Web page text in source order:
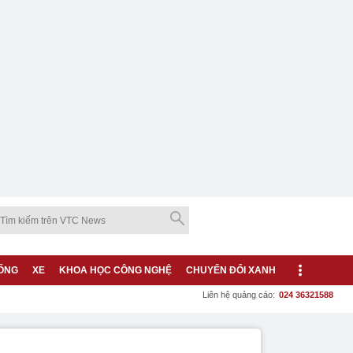
XE KHOA HỌC CÔNG NGHỆ CHUYỂN ĐỔI XANH
Liên hệ quảng cáo: 024 36321588